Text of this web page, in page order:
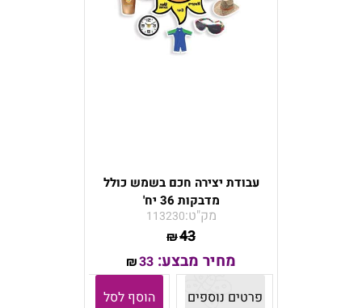
עבודת יצירה חכם בשמש כולל
מדבקות 36 יח'
מק"ט:113230
₪43
מחיר מבצע: ₪33
פרטים נוספים
הוסף לסל